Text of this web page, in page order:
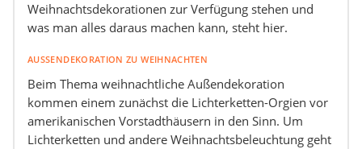
Weihnachtsdekorationen zur Verfügung stehen und
was man alles daraus machen kann, steht hier.
AUSSENDEKORATION ZU WEIHNACHTEN
Beim Thema weihnachtliche Außendekoration
kommen einem zunächst die Lichterketten-Orgien vor
amerikanischen Vorstadthäusern in den Sinn. Um
Lichterketten und andere Weihnachtsbeleuchtung geht